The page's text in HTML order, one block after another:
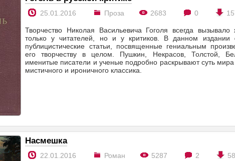
25.01.2016 Проза 2683 0
Творчество Николая Васильевича Гоголя всегда
только у читателей, но и у критиков. В данном издании
публицистические статьи, посвященные гениальным
его творчеству в целом. Пушкин, Некрасов, Толстой,
именитые писатели и ученые подробно раскрывают суть мира
мистичного и ироничного классика.
Насмешка
22.01.2016 Роман 5287 2